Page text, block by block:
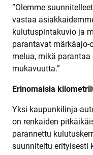
”Olemme
vastaa
kulutuspintakuvio ja
parantavat
melua, mikä
mukavuutta.”
Erinomaisia
Yksi kaupunkilinja-
on renkaiden
parannettu
suunniteltu erityisesti